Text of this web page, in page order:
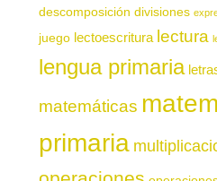
descomposición divisiones
juego lectoescritura lectura
lengua primaria
matemáticas
primaria